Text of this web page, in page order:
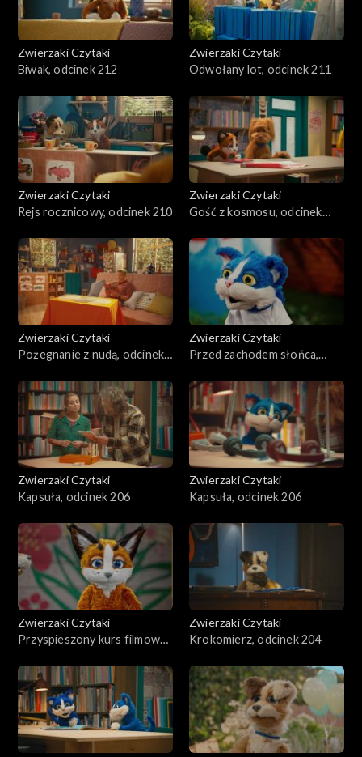
Zwierzaki Czytaki
Biwak, odcinek 212
Zwierzaki Czytaki
Odwołany lot, odcinek 211
Zwierzaki Czytaki
Rejs rocznicowy, odcinek 210
Zwierzaki Czytaki
Gość z kosmosu, odcinek
Zwierzaki Czytaki
Pożegnanie z nudą, odcinek
Zwierzaki Czytaki
Przed zachodem słońca,
Zwierzaki Czytaki
Kapsuła, odcinek 206
Zwierzaki Czytaki
Kapsuła, odcinek 206
Zwierzaki Czytaki
Przyspieszony kurs filmowy,
Zwierzaki Czytaki
Krokomierz, odcinek 204